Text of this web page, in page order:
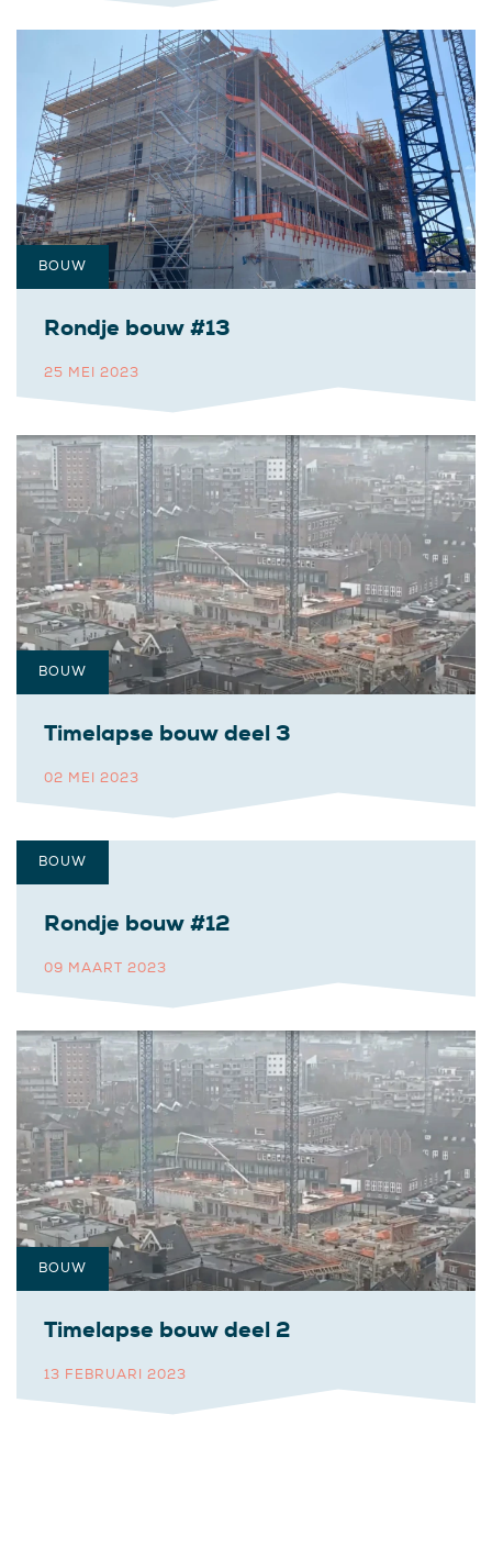
Rondje bouw #13
25 MEI 2023
BOUW
Timelapse bouw deel 3
02 MEI 2023
BOUW
Rondje bouw #12
09 MAART 2023
BOUW
Timelapse bouw deel 2
13 FEBRUARI 2023
BOUW